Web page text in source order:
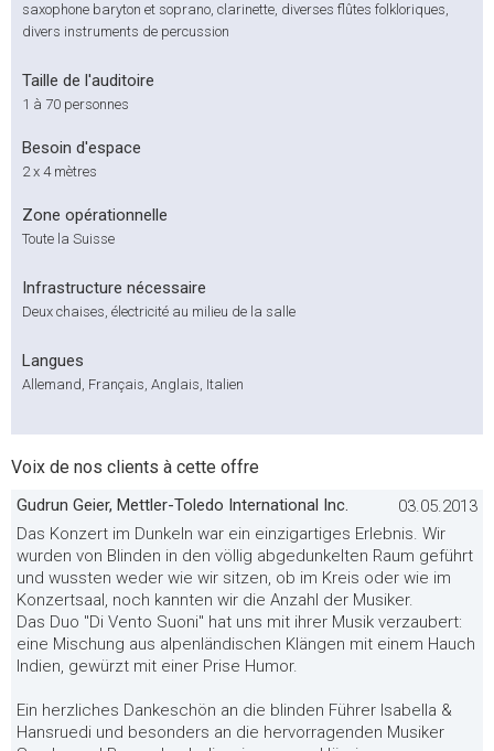
saxophone baryton et soprano, clarinette, diverses flûtes folkloriques,
divers instruments de percussion
Taille de l'auditoire
1 à 70 personnes
Besoin d'espace
2 x 4 mètres
Zone opérationnelle
Toute la Suisse
Infrastructure nécessaire
Deux chaises, électricité au milieu de la salle
Langues
Allemand, Français, Anglais, Italien
Voix de nos clients à cette offre
Gudrun Geier, Mettler-Toledo International Inc.
03.05.2013
Das Konzert im Dunkeln war ein einzigartiges Erlebnis. Wir
wurden von Blinden in den völlig abgedunkelten Raum geführt
und wussten weder wie wir sitzen, ob im Kreis oder wie im
Konzertsaal, noch kannten wir die Anzahl der Musiker.
Das Duo "Di Vento Suoni" hat uns mit ihrer Musik verzaubert:
eine Mischung aus alpenländischen Klängen mit einem Hauch
Indien, gewürzt mit einer Prise Humor.
Ein herzliches Dankeschön an die blinden Führer Isabella &
Hansruedi und besonders an die hervorragenden Musiker